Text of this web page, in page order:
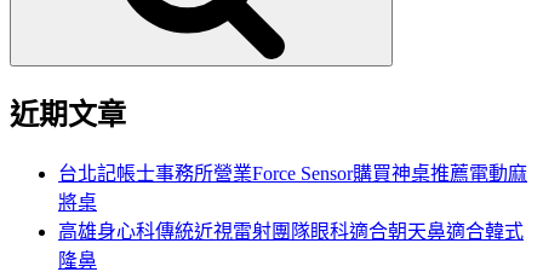
近期文章
台北記帳士事務所營業Force Sensor購買神桌推薦電動麻
將桌
高雄身心科傳統近視雷射團隊眼科適合朝天鼻適合韓式
隆鼻